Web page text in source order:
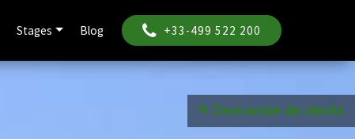
Stages Blog +33-499 522 200
✎ Demande de devis